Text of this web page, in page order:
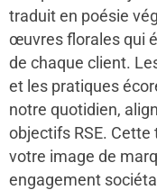
traduit en poésie
œuvres florales qui
de chaque client.
et les pratiques
notre quotidien,
objectifs RSE.
votre image de
engagement